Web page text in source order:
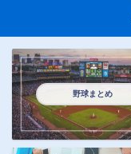
野球まとめ